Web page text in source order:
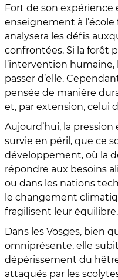
Fort de son
enseignement à l’école
analysera les défis
confrontées. Si la forêt
l’intervention
passer d’elle.
pensée de manière
et, par extension, celui
Aujourd’hui, la
survie en péril, que ce
développement, où la
répondre aux besoins
ou dans les nations
le changement
fragilisent leur équilibre.
Dans les Vosges, bien
omniprésente, elle
dépérissement du
attaqués par les